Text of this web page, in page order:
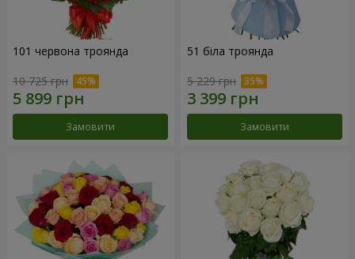
101 червона троянда
10 725 грн
Замовити
51 біла троянда
5 229 грн
Замовити